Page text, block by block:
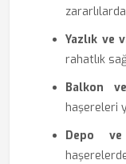
Yazlık ve
rahatlık
Balkon
haşereleri
Depo